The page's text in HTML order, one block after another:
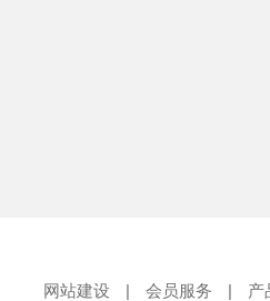
网站建设 | 会员服务 | 产